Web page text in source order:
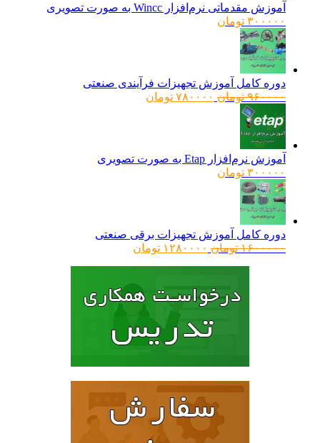
آموزش مقدماتی نرم‌افزار Wincc به صورت تصویری
۳۰۰۰۰۰ تومان
دوره کامل آموزش تجهیزات فرآیندی صنعتی
۹۶۰۰۰۰ تومانقیمت
۷۸۰۰۰۰ تومانقیمت
آموزش نرم‌افزار Etap به صورت تصویری
۳۰۰۰۰۰ تومان
دوره کامل آموزش تجهیزات برقی صنعتی
۱۶۰۰۰۰۰ تومانقیمت
بود.
۱۲۸۰۰۰۰ تومانقیمت